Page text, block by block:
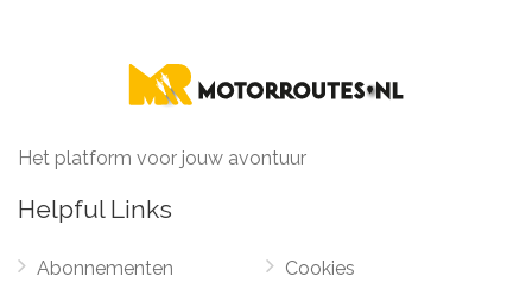
Het platform voor jouw avontuur
Helpful Links
Abonnementen
Cookies